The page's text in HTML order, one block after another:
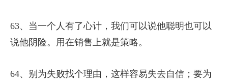
63、当一个人有了心计，我们可以说他聪明也可以
说他阴险。用在销售上就是策略。
64、别为失败找个理由，这样容易失去自信；要为